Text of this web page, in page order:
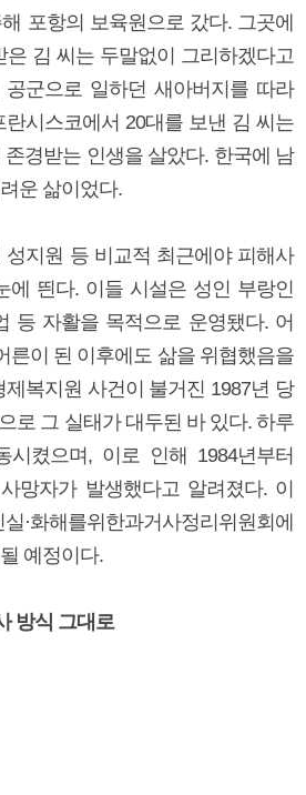
포항의 보육원으로 갔다. 그곳에
김 씨는 두말없이 그리하겠다고
군으로 일하던 새아버지를 따라
시스코에서 20대를 보낸 김 씨는
경받는 인생을 살았다. 한국에 남
운 삶이었다.
성지원 등 비교적 최근에야 피해사
에 띈다. 이들 시설은 성인 부랑인
등 자활을 목적으로 운영됐다. 어
른이 된 이후에도 삶을 위협했음을
제복지원 사건이 불거진 1987년 당
로 그 실태가 대두된 바 있다. 하루
시켰으며, 이로 인해 1984년부터
망자가 발생했다고 알려졌다. 이
·화해를위한과거사정리위원회에
예정이다.
방식 그대로